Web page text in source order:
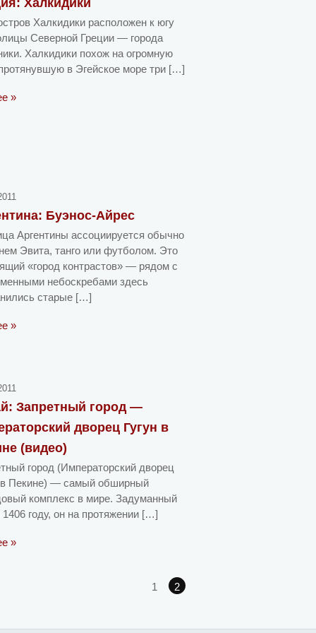
Халкидики
Халкидики расположен к югу
Северной Греции — города
Халкидики похож на огромную
в Эгейское море три […]
»
Буэнос-Айрес
Аргентины ассоциируется обычно
Эвита, танго или футболом. Это
«город контрастов» — рядом с
небоскребами здесь
старые […]
»
Запретный город —
дворец Гугун в
(видео)
город (Императорский дворец
в Пекине) — самый обширный
комплекс в мире. Задуманный
году, он на протяжении […]
»
1 2